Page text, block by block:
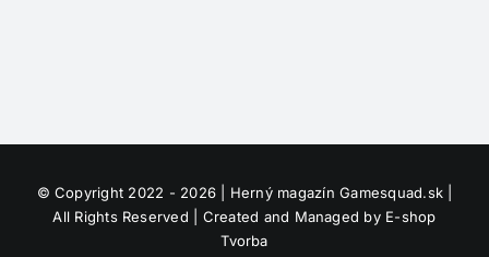
© Copyright 2022 - 2026 | Herný magazínGamesquad.sk
All Rights Reserved | Created and Managed by E-shop
Tvorba